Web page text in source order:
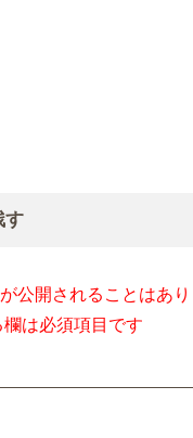
す
公開されることはあり
は必須項目です